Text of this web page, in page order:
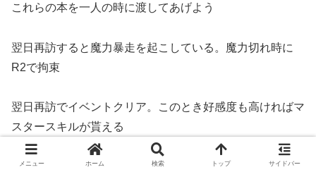
これらの本を一人の時に渡してあげよう
翌日再訪すると魔力暴走を起こしている。魔力切れ時に
R2で拘束
翌日再訪でイベントクリア。このとき好感度も高ければマ
スタースキルが貰える
トリーシャ―⇒メテオフォール
メニュー ホーム 検索 トップ サイドバー